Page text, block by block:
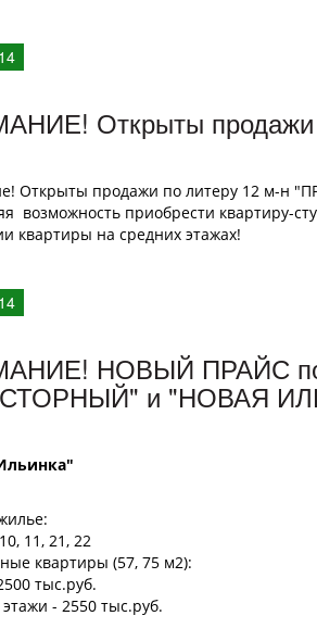
Открыты
Открыты продажи по литеру 12 м-н
возможность приобрести квартиру-
квартиры на средних этажах!
НОВЫЙ ПРАЙС по
и "НОВАЯ
11, 21, 22
квартиры (57, 75 м2):
тыс.руб.
- 2550 тыс.руб.